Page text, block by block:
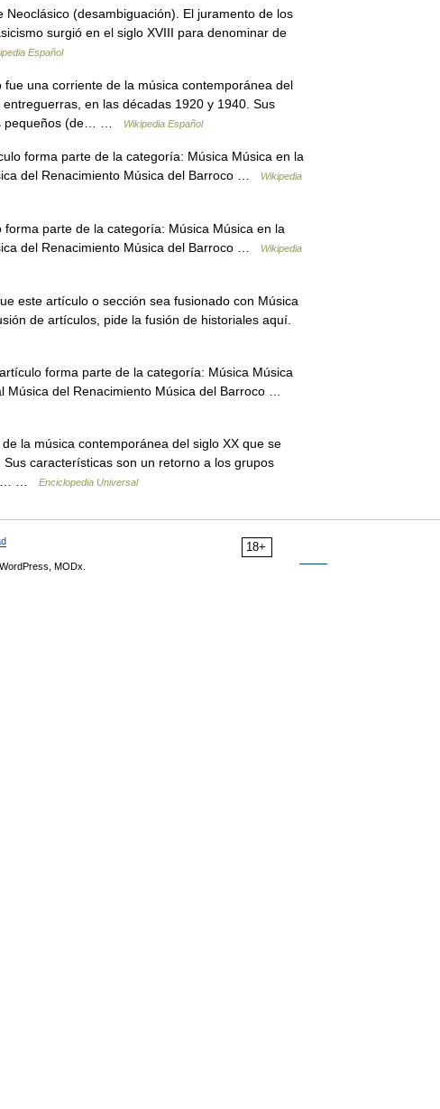
(desambiguación). El juramento de los
surgió en el siglo XVIII para denominar de
Español
una corriente de la música contemporánea del
en las décadas 1920 y 1940. Sus
pequeños (de… …
Wikipedia Español
forma parte de la categoría: Música Música en la
del Renacimiento Música del Barroco …
Wikipedia
parte de la categoría: Música Música en la
del Renacimiento Música del Barroco …
Wikipedia
este artículo o sección sea fusionado con Música
de artículos, pide la fusión de historiales aquí.
forma parte de la categoría: Música Música
Música del Renacimiento Música del Barroco …
la música contemporánea del siglo XX que se
características son un retorno a los grupos
…
Enciclopedia Universal
18+
WordPress, MODx.